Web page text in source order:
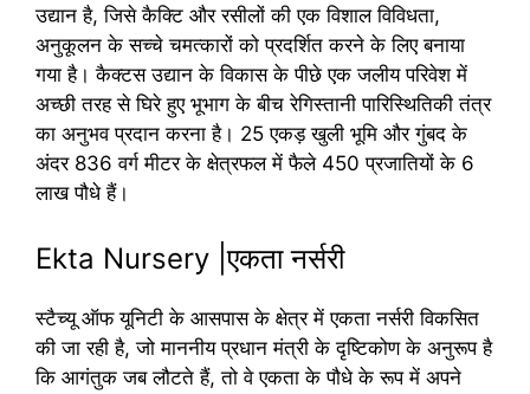
उद्यान है, जिसे कैक्टि और रसीलों की एक विशाल विविधता,
अनुकूलन के सच्चे चमत्कारों को प्रदर्शित करने के लिए बनाया
गया है। कैक्टस उद्यान के विकास के पीछे एक जलीय परिवेश में
अच्छी तरह से घिरे हुए भूभाग के बीच रेगिस्तानी पारिस्थितिकी तंत्र
का अनुभव प्रदान करना है। 25 एकड़ खुली भूमि और गुंबद के
अंदर 836 वर्ग मीटर के क्षेत्रफल में फैले 450 प्रजातियों के 6
लाख पौधे हैं।
Ekta Nursery |एकता नर्सरी
स्टैच्यू ऑफ यूनिटी के आसपास के क्षेत्र में एकता नर्सरी विकसित
की जा रही है, जो माननीय प्रधान मंत्री के दृष्टिकोण के अनुरूप है
कि आगंतुक जब लौटते हैं, तो वे एकता के पौधे के रूप में अपने